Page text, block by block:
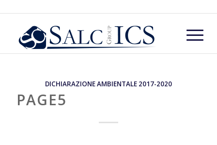
DICHIARAZIONE AMBIENTALE 2017-2020
PAGE5